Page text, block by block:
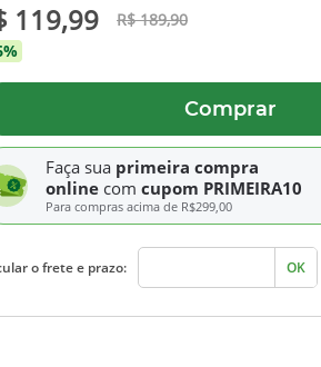
119,99
R$ 189,90
Comprar
Faça sua primeira compra
online com cupom PRIMEIRA10
Para compras acima de R$299,00
o frete e prazo: OK